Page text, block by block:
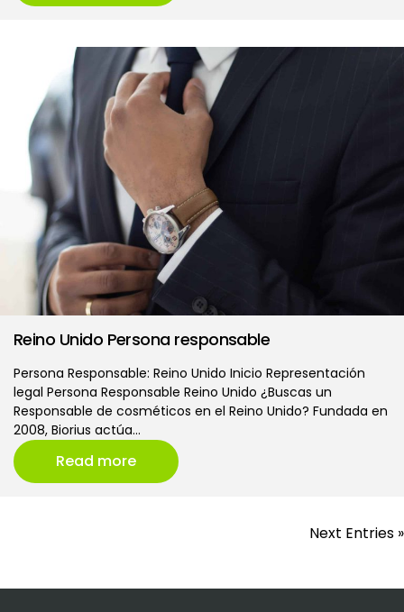
Reino Unido Persona responsable
Persona Responsable: Reino Unido Inicio Representación
legal Persona Responsable Reino Unido ¿Buscas un
Responsable de cosméticos en el Reino Unido? Fundada en
2008, Biorius actúa…
Read more
Next Entries »